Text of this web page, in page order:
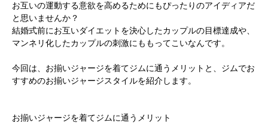
お互いの運動する意欲を高めるためにもぴったりのアイディアだ
と思いませんか？
結婚式前にお互いダイエットを決心したカップルの目標達成や、
マンネリ化したカップルの刺激にももってこいなんです。
今回は、お揃いジャージを着てジムに通うメリットと、ジムでお
すすめのお揃いジャージスタイルを紹介します。
お揃いジャージを着てジムに通うメリット